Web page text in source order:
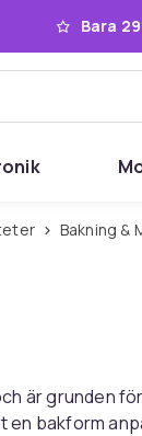
Bara
Bakning
är grunden
en bakform